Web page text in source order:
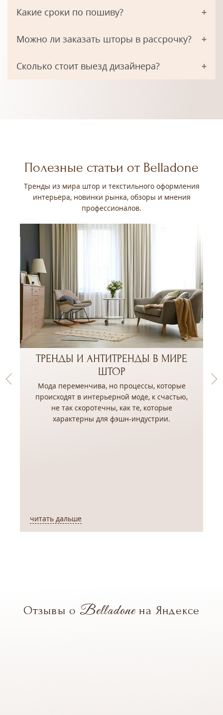
Какие сроки по пошиву?
Можно ли заказать шторы в рассрочку?
Сколько стоит выезд дизайнера?
Полезные статьи от Belladone
Тренды из мира штор и текстильного оформления
интерьера, новинки рынка, обзоры и мнения
профессионалов.
ТРЕНДЫ И АНТИТРЕНДЫ В МИРЕ
ШТОР
Мода переменчива, но процессы, которые
происходят в интерьерной моде, к счастью,
не так скоротечны, как те, которые
характерны для фэшн-индустрии.
читать дальше
Отзывы о Belladoneна Яндексе